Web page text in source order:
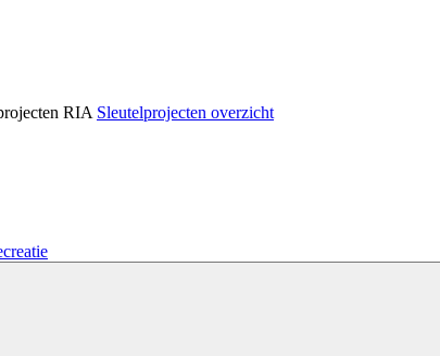
RIA Sleutelprojecten overzicht